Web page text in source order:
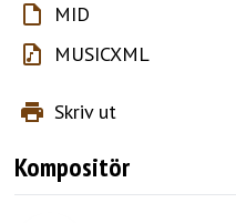
MID
MUSICXML
Skriv ut
Kompositör